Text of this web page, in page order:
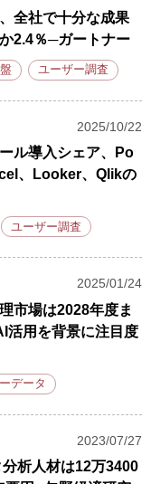
全社で十分な成果
2.4％─ガートナー
ユーザー調査
2025/10/22
ル導入シェア、Po
、Looker、Qlikの
ユーザー調査
2025/01/24
市場は2028年度ま
活用を背景に注目度
データ
2023/07/27
析人材は12万3400